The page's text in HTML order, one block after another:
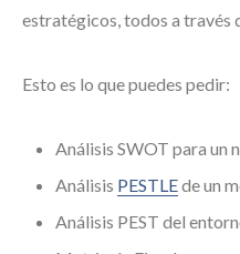
estratégicos, todos a través
Esto es lo que puedes pedir:
Análisis SWOT para un
Análisis PESTLEde un
Análisis PEST del